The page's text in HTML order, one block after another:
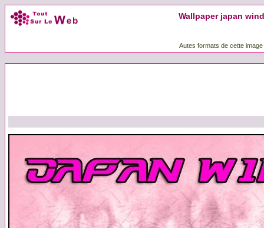
Wallpaper japan
Autes formats de cette